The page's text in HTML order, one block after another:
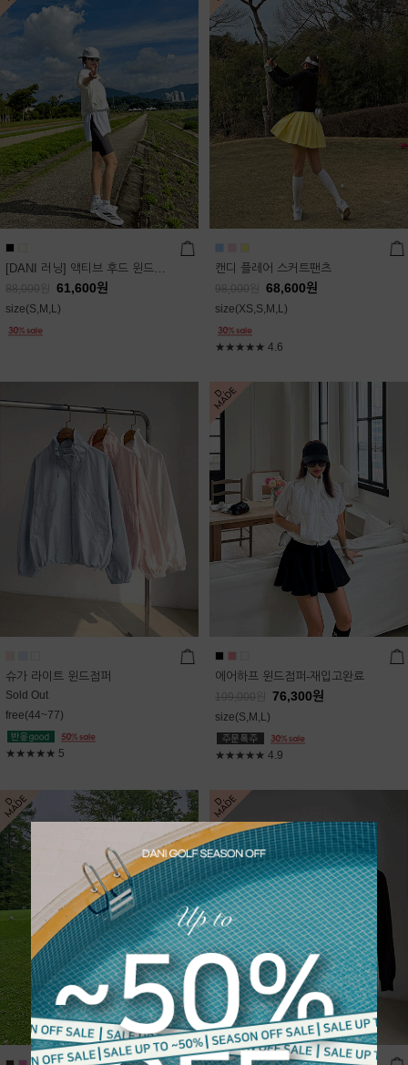
[DANI 러닝] 액티브 후드 윈드점퍼
88,000 61,600원
size(S,M,L)
캔디 플레어 스커트팬츠
98,000 68,600원
size(XS,S,M,L)
★★★★★ 4.6
슈가 라이트 윈드점퍼
Sold Out
free(44~77)
★★★★★ 5
에어하프 윈드점퍼-재입고완료
109,000 76,300원
size(S,M,L)
★★★★★ 4.9